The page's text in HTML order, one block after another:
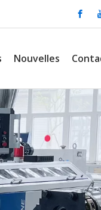
Nouvelles